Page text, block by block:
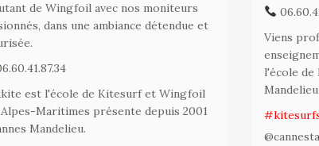
de Wingfoil avec nos moniteurs
dans une ambiance détendue et
est l'école de Kitesurf et Wingfoil
Maritimes présente depuis 2001
Mandelieu.
Viens
l'école